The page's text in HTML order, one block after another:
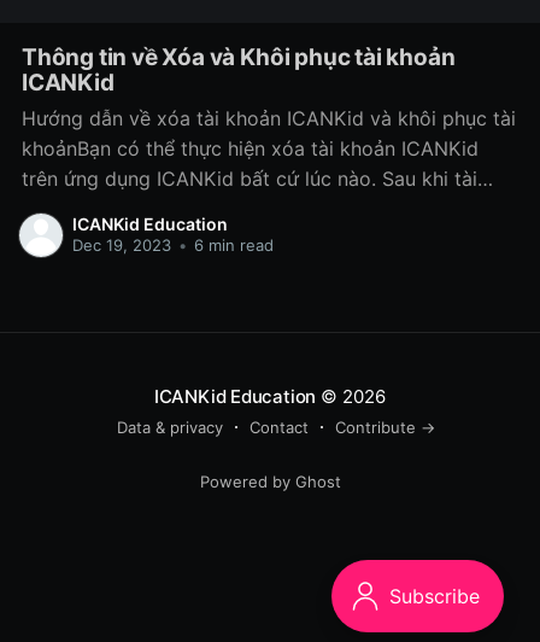
Thông tin về Xóa và Khôi phục tài khoản
ICANKid
Hướng dẫn về xóa tài khoản ICANKid và khôi phục tài
khoảnBạn có thể thực hiện xóa tài khoản ICANKid
trên ứng dụng ICANKid bất cứ lúc nào. Sau khi tài
khoản được xóa hoàn tất, gói dịch vụ, nội dung, thông
tin, dữ liệu, các quyền, sở thích liên
ICANKid Education
Dec 19, 2023 • 6 min read
ICANKid Education © 2026
Data & privacy Contact Contribute →
Powered by Ghost